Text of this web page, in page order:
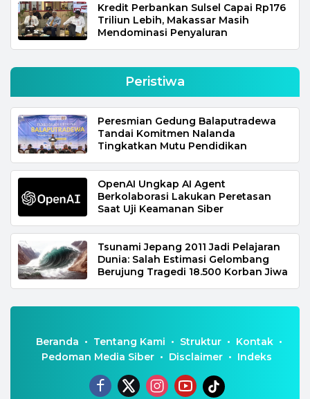
Kredit Perbankan Sulsel Capai Rp176
Triliun Lebih, Makassar Masih
Mendominasi Penyaluran
Peristiwa
Peresmian Gedung Balaputradewa
Tandai Komitmen Nalanda
Tingkatkan Mutu Pendidikan
OpenAI Ungkap AI Agent
Berkolaborasi Lakukan Peretasan
Saat Uji Keamanan Siber
Tsunami Jepang 2011 Jadi Pelajaran
Dunia: Salah Estimasi Gelombang
Berujung Tragedi 18.500 Korban Jiwa
Beranda Tentang Kami Struktur
Kontak
Pedoman Media Siber
Disclaimer Indeks